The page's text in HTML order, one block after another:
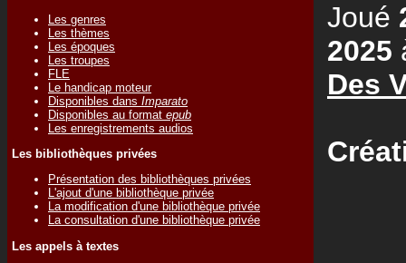
Les genres
Les thèmes
Les époques
Les troupes
FLE
Le handicap moteur
Disponibles dans Imparato
Disponibles au format epub
Les enregistrements audios
Les bibliothèques privées
Présentation des bibliothèques privées
L'ajout d'une bibliothèque privée
La modification d'une bibliothèque privée
La consultation d'une bibliothèque privée
Les appels à textes
Joué
2025
Des